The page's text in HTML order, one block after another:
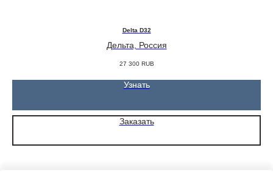
Delta D32
Дельта, Россия
27 300 RUB
Узнать
Заказать